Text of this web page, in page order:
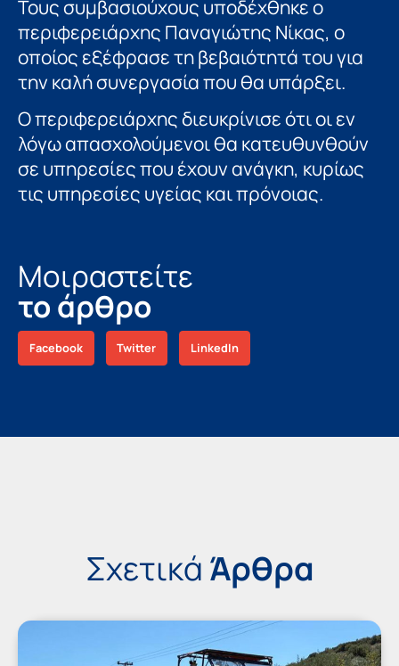
Τους συμβασιούχους υποδέχθηκε ο
περιφερειάρχης Παναγιώτης Νίκας, ο
οποίος εξέφρασε τη βεβαιότητά του για
την καλή συνεργασία που θα υπάρξει.
Ο περιφερειάρχης διευκρίνισε ότι οι εν
λόγω απασχολούμενοι θα κατευθυνθούν
σε υπηρεσίες που έχουν ανάγκη, κυρίως
τις υπηρεσίες υγείας και πρόνοιας.
Μοιραστείτε
το άρθρο
Facebook Twitter LinkedIn
Σχετικά Άρθρα